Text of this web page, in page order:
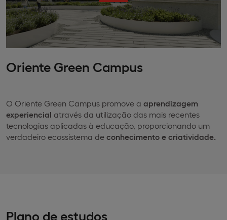
Oriente Green Campus
O Oriente Green Campus promove a aprendizagem
experiencial através da utilização das mais recentes
tecnologias aplicadas à educação, proporcionando um
verdadeiro ecossistema de conhecimento e criatividade.
Plano de estudos